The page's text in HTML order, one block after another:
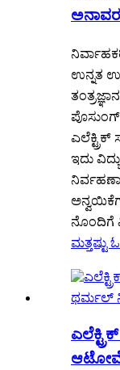
ಉನ್ನತ
ಎಲೆಕ್ಟ್ರಿಕ್
ಇದು
ನಿರ್ವಹಣಾ
ನೊಂದಿಗೆ
ಮತ್ತಷ್ಟು